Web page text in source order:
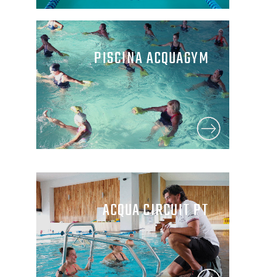
PISCINA ACQUAGYM
ACQUA CIRCUIT PT